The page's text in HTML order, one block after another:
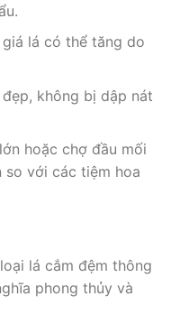
lá có thể tăng do
không bị dập nát
hoặc chợ đầu mối
với các tiệm hoa
lá cắm đệm thông
phong thủy và